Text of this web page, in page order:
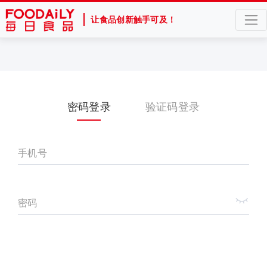
让食品创新触手可及！
密码登录 验证码登录
手机号
密码